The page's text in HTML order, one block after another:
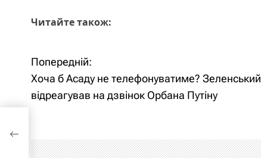
Читайте також:
Н
а
і
Попередній:
Хоча б Асаду не телефонуватиме? Зеленський
відреагував на дзвінок Орбана Путіну